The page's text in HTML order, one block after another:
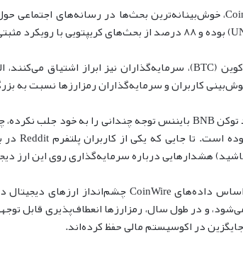
کاربران و سرمایه‌گذاران رمزارزها نسبت به
هشدارهایی درباره سرمایه‌گذاری روی این ارز
و در طول سال، رمزارزها انعطاف‌پذیری قابل
جایگزین در اکوسیستم مالی حفظ کرده‌اند.